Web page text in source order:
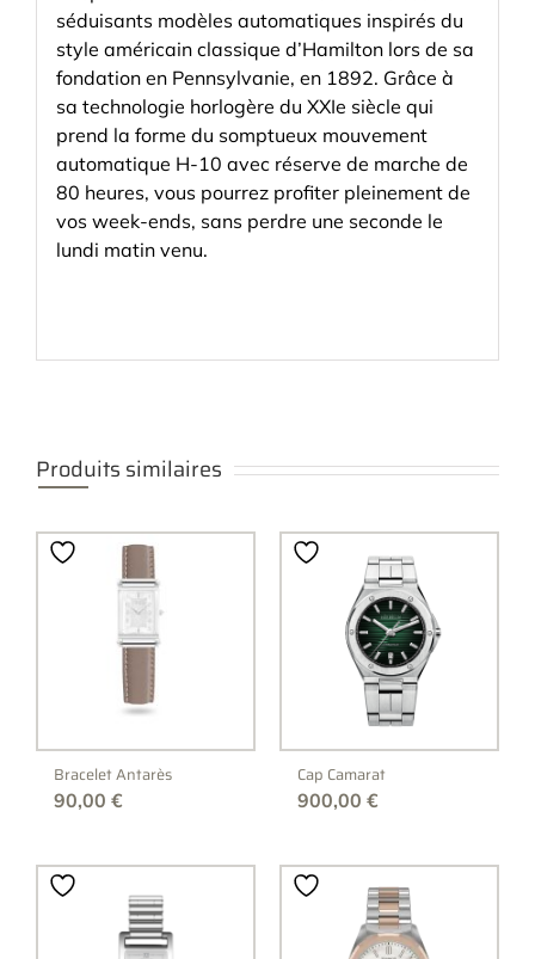
séduisants modèles automatiques inspirés du
style américain classique d’Hamilton lors de sa
fondation en Pennsylvanie, en 1892. Grâce à
sa technologie horlogère du XXIe siècle qui
prend la forme du somptueux mouvement
automatique H-10 avec réserve de marche de
80 heures, vous pourrez profiter pleinement de
vos week-ends, sans perdre une seconde le
lundi matin venu.
Produits similaires
Bracelet Antarès
90,00 €
Cap Camarat
900,00 €